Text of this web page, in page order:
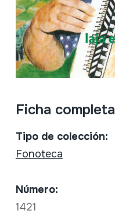
Ficha completa
Tipo de colección:
Fonoteca
Número:
1421